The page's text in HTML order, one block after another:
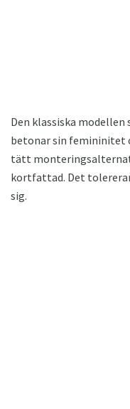
Den klassiska
betonar sin femininitet
tätt
kortfattad. Det
sig.